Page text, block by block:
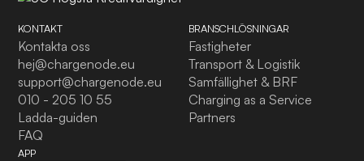
KONTAKT
Kontakta oss
hej@chargenode.eu
support@chargenode.eu
010 - 205 10 55
Ladda-guiden
FAQ
APP
BRANSCHLÖSNINGAR
Fastigheter
Transport & Logistik
Samfällighet & BRF
Charging as a Service
Partners